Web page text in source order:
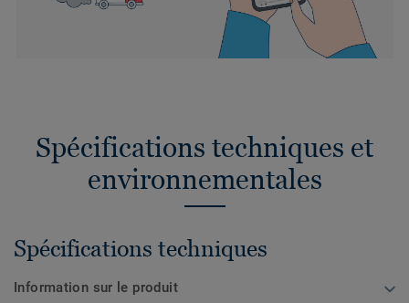
Spécifications techniques et
environnementales
Spécifications techniques
Information sur le produit